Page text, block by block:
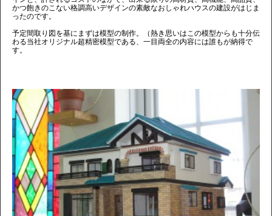
かつ飽きのこない格調高いデザインの素敵なおしゃれハウスの建設がはじま
ったのです。
予定間取り図を基にまずは模型の制作。（熱き思いはこの模型からも十分伝
わる当社オリジナル超精密模型である、一目両全の内容には誰もが納得で
す。